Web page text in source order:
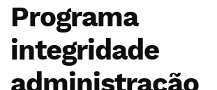
administração